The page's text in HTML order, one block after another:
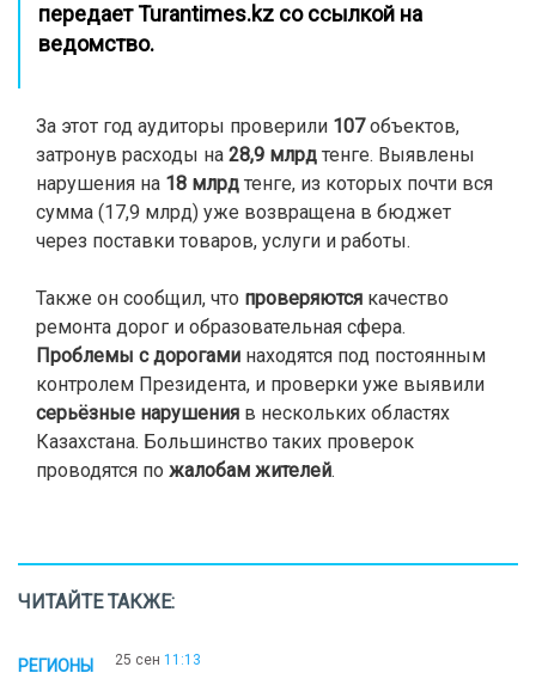
передает Turantimes.kz со ссылкой на
ведомство.
За этот год аудиторы проверили 107объектов,
затронув расходы на 28,9 млрд тенге. Выявлены
нарушения на 18 млрд тенге, из которых почти вся
сумма (17,9 млрд) уже возвращена в бюджет
через поставки товаров, услуги и работы.
Также он сообщил, что проверяются качество
ремонта дорог и образовательная сфера.
Проблемы с дорогами находятся под постоянным
контролем Президента, и проверки уже выявили
серьёзные нарушения в нескольких областях
Казахстана. Большинство таких проверок
проводятся по жалобам жителей.
ЧИТАЙТЕ ТАКЖЕ:
РЕГИОНЫ 25 сен 11:13